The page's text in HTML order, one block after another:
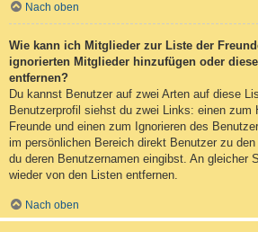
Nach oben
Wie kann ich Mitglieder zur Liste der
ignorierten Mitglieder hinzufügen oder
entfernen?
Du kannst Benutzer auf zwei Arten auf diese
Benutzerprofil siehst du zwei Links: einen zum
Freunde und einen zum Ignorieren des
im persönlichen Bereich direkt Benutzer zu
du deren Benutzernamen eingibst. An gleicher
wieder von den Listen entfernen.
Nach oben